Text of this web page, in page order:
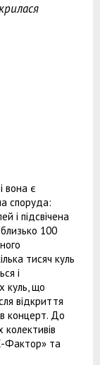
вона є
споруда:
і підсвічена
100
тисяч куль
і
куль, що
відкриття
концерт. До
Фактор» та